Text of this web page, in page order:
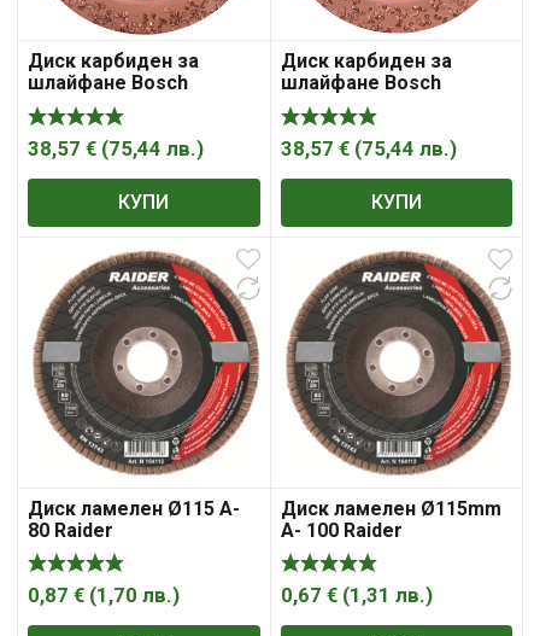
Диск карбиден за
шлайфане Bosch
универсален 115 мм,
22.23 мм
38,57 € (75,44 лв.)
КУПИ
Диск карбиден за
шлайфане Bosch
универсален груб,
плосък 115 мм, 22.23 мм
38,57 € (75,44 лв.)
КУПИ
Диск ламелен Ø115 A-
80 Raider
0,87 € (1,70 лв.)
Диск ламелен Ø115mm
A- 100 Raider
0,67 € (1,31 лв.)